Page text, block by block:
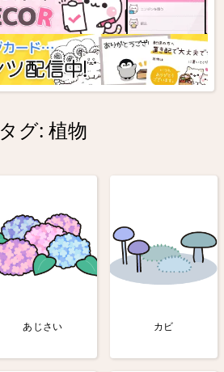
タグ: 植物
あじさい カビ